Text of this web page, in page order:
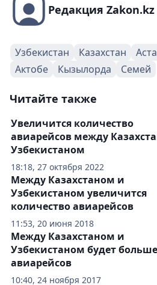
Редакция Zakon.kz
Узбекистан Казахстан
Актобе
Кызылорда Семей
Читайте также
18:18, 27 октября 2022
Увеличится количество
авиарейсов между
Узбекистаном
11:53, 20 июня 2018
Между Казахстаном и
Узбекистаном увеличится
количество авиарейсов
10:40, 24 ноября 2017
Между Казахстаном и
Узбекистаном будет больше
авиарейсов